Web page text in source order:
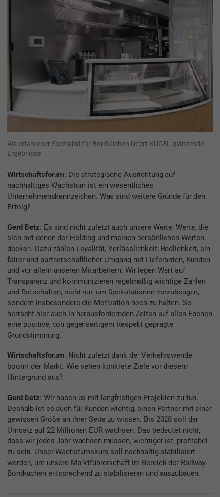
Als erfahrener Spezialist für Bordküchen liefert KUGEL glänzende
Ergebnisse
Wirtschaftsforum: Die strategische Ausrichtung auf
nachhaltiges Wachstum ist ein wesentliches
Unternehmenskennzeichen. Was sind weitere Gründe für den
Erfolg?
Gerd Betz: Es sind nicht zuletzt auch unsere Werte; Werte, die
sich mit denen der Holding und meinen persönlichen Werten
decken. Dazu zählen Loyalität, Verlässlichkeit, Redlichkeit, ein
fairer und partnerschaftlicher Umgang mit Lieferanten, Kunden
und vor allem unseren Mitarbeitern. Wir legen Wert auf
Transparenz und kommunizieren regelmäßig wichtige Zahlen
und Botschaften; nicht nur, um Spekulationen vorzubeugen,
sondern insbesondere die Motivation hoch zu halten. So
herrscht hier auch in herausfordernden Zeiten auf allen Ebenen
eine positive, von gegenseitigem Respekt geprägte
Grundstimmung.
Wirtschaftsforum: Nicht zuletzt dank der Verkehrswende
boomt der Markt. Wie sehen konkrete Ziele vor diesem
Hintergrund aus?
Gerd Betz: Wir haben es mit langfristigen Projekten zu tun.
Deshalb ist es auch für Kunden wichtig, einen Partner mit einer
gewissen Größe an ihrer Seite zu wissen. Bis 2028 soll der
Umsatz auf 22 Millionen EUR wachsen. Das bedeutet nicht,
dass wir jedes Jahr wachsen müssen, wichtiger ist, profitabel
zu sein. Unser Wachstumskurs soll nachhaltig stabilisiert
werden, um unsere Marktführerschaft im Bereich der Railway-
Bordküchen entsprechend zu stabilisieren und auszubauen.